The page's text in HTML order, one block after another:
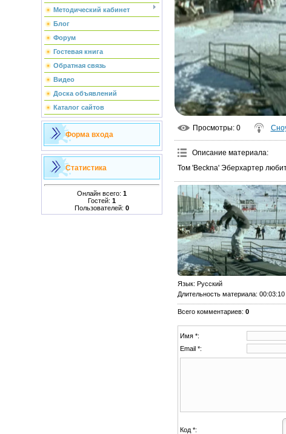
Методический кабинет
Блог
Форум
Гостевая книга
Обратная связь
Видео
Доска объявлений
Каталог сайтов
Форма входа
Статистика
Онлайн всего: 1
Гостей: 1
Пользователей: 0
Просмотры: 0
Описание материала:
Том 'Beckna' Эберхартер
Язык: Русский
Длительность материала: 00:03:10
Всего комментариев: 0
Имя *:
Email *:
Код *: